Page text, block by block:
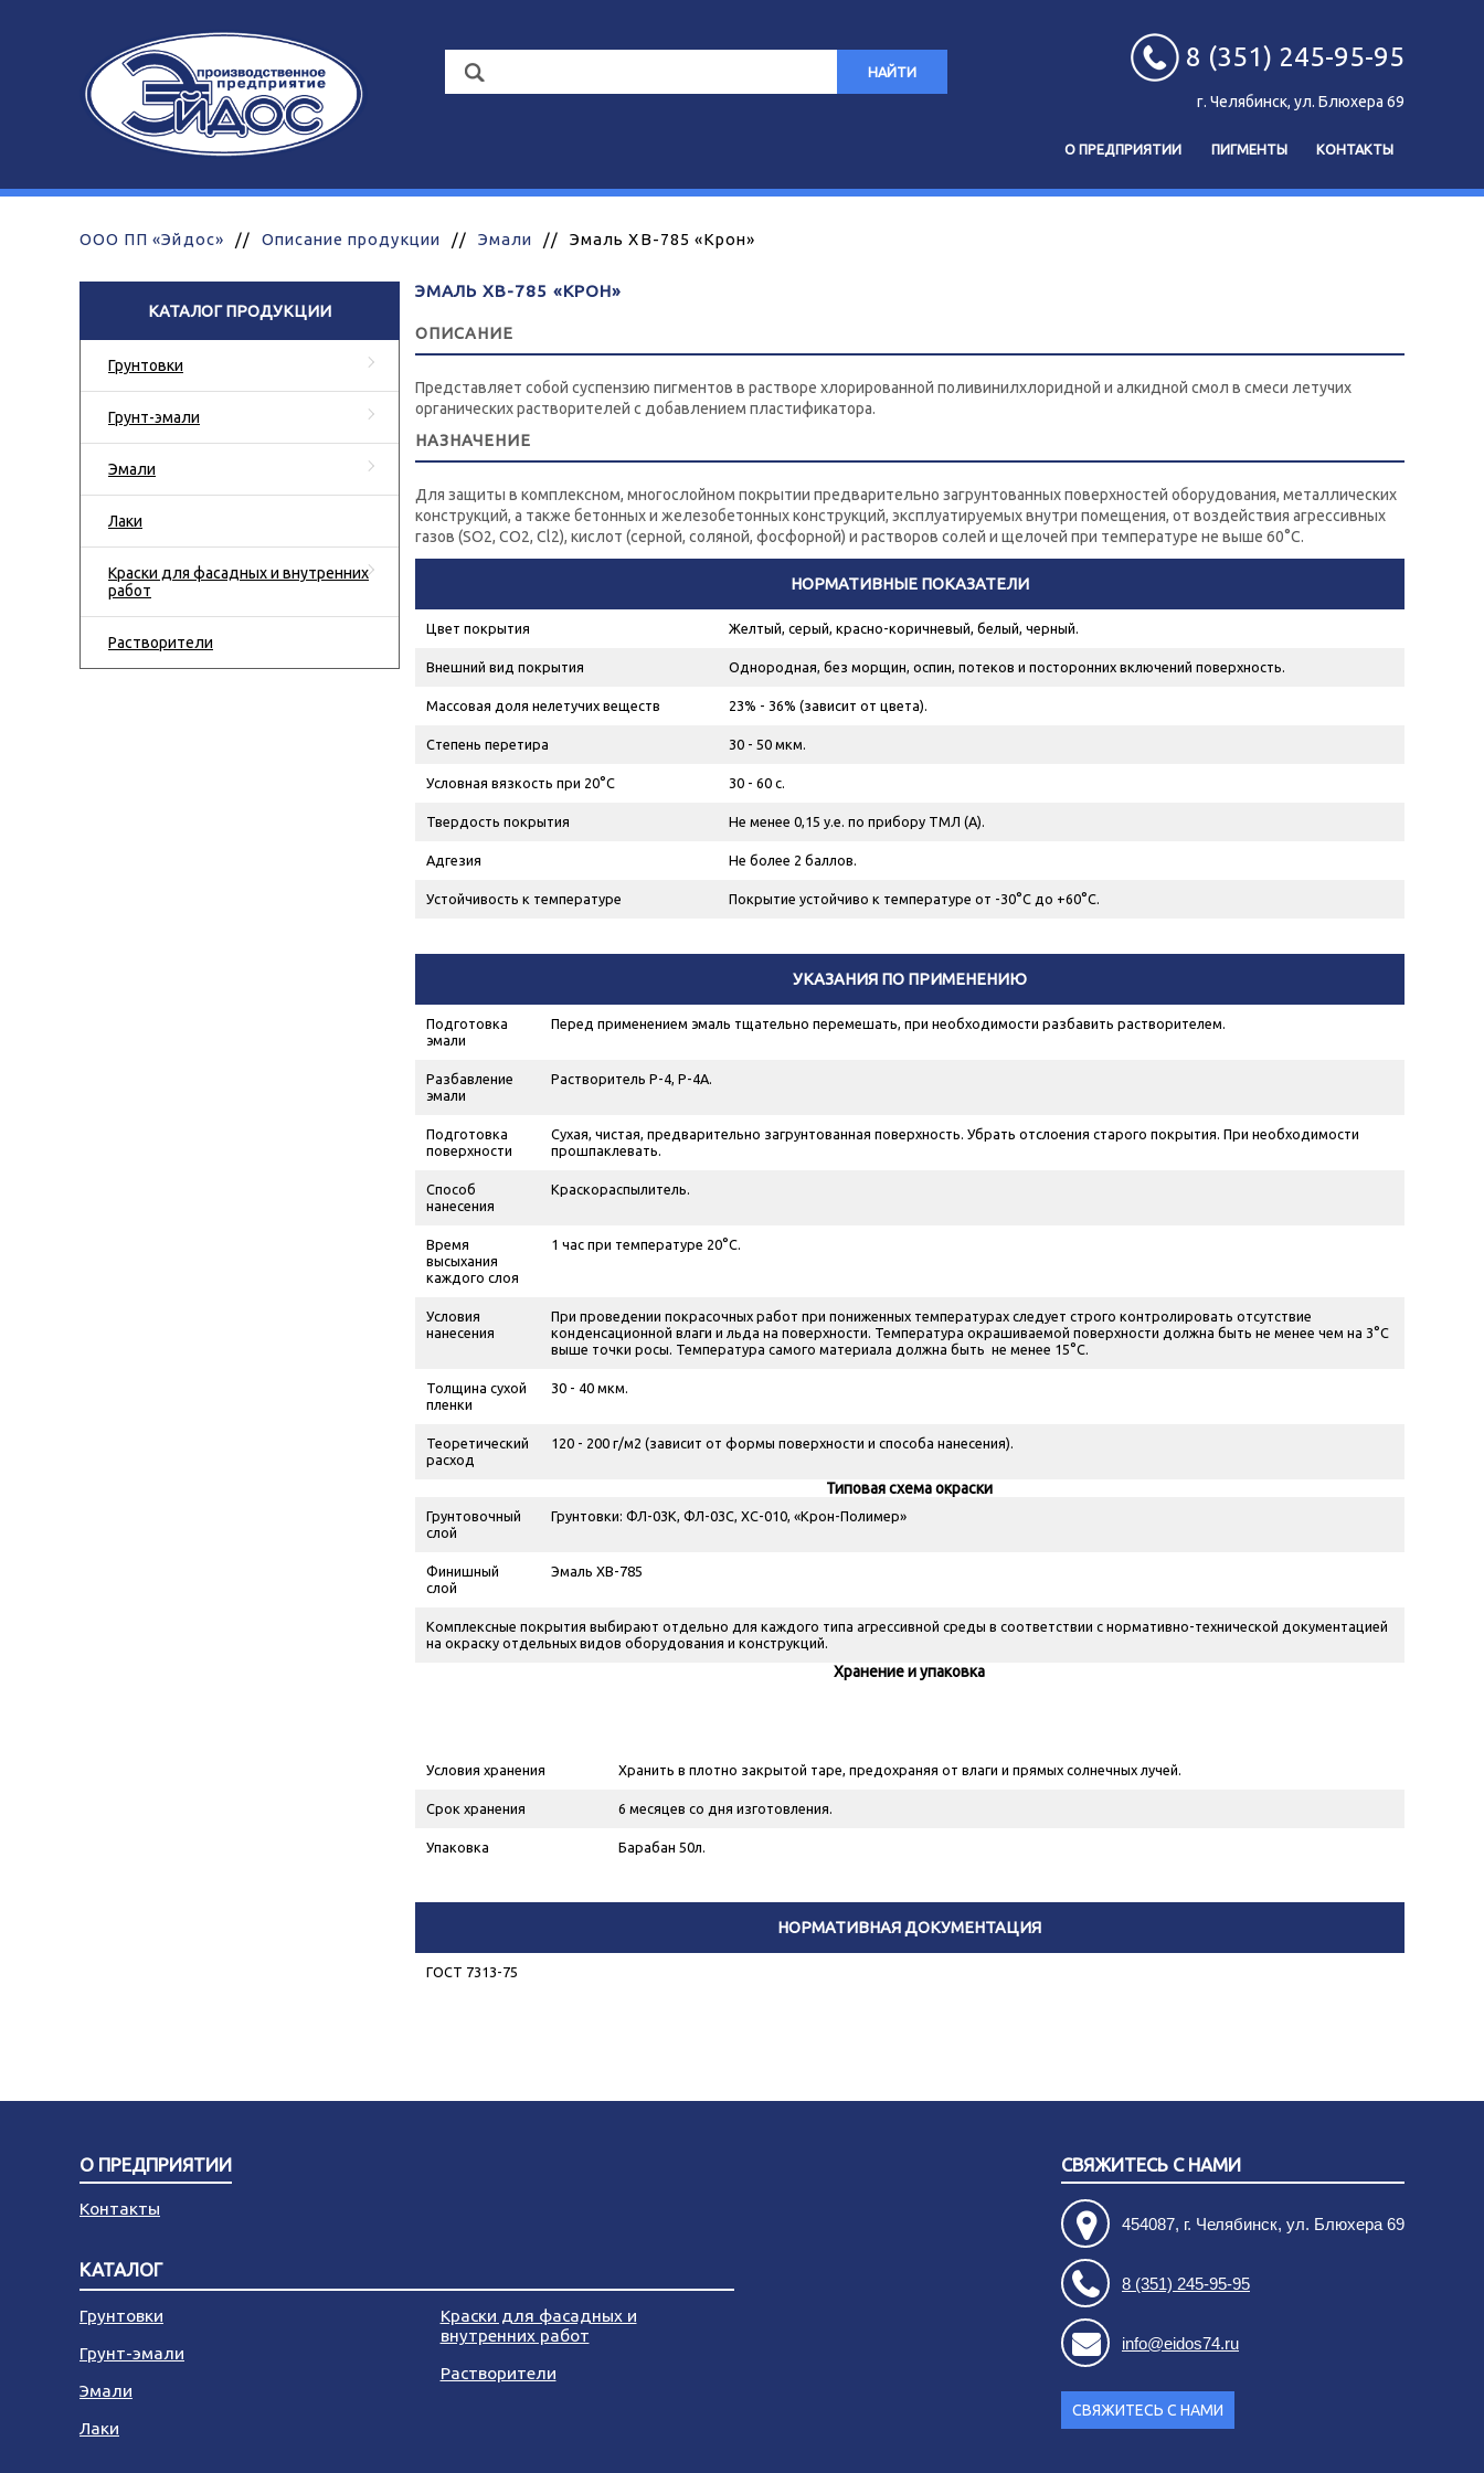
НАЙТИ 8 (351) 245-95-95
г. Челябинск, ул. Блюхера 69
О ПРЕДПРИЯТИИ ПИГМЕНТЫ КОНТАКТЫ
ООО ПП «Эйдос» // Описание продукции // Эмали // Эмаль ХВ-785 «Крон»
КАТАЛОГ ПРОДУКЦИИ
Грунтовки
Грунт-эмали
Эмали
Лаки
Краски для фасадных и внутренних
работ
Растворители
ЭМАЛЬ ХВ-785 «КРОН»
ОПИСАНИЕ
Представляет собой суспензию пигментов в растворе хлорированной поливинилхлоридной и алкидной смол в смеси летучих
органических растворителей с добавлением пластификатора.
НАЗНАЧЕНИЕ
Для защиты в комплексном, многослойном покрытии предварительно загрунтованных поверхностей оборудования, металлических
конструкций, а также бетонных и железобетонных конструкций, эксплуатируемых внутри помещения, от воздействия агрессивных
газов (SO2, CO2, Cl2), кислот (серной, соляной, фосфорной) и растворов солей и щелочей при температуре не выше 60°С.
НОРМАТИВНЫЕ ПОКАЗАТЕЛИ
Цвет покрытия Желтый, серый, красно-коричневый, белый, черный.
Внешний вид покрытия Однородная, без морщин, оспин, потеков и посторонних включений поверхность.
Массовая доля нелетучих веществ 23% - 36% (зависит от цвета).
Степень перетира 30 - 50 мкм.
Условная вязкость при 20°С 30 - 60 с.
Твердость покрытия Не менее 0,15 у.е. по прибору ТМЛ (А).
Адгезия Не более 2 баллов.
Устойчивость к температуре Покрытие устойчиво к температуре от -30°С до +60°С.
УКАЗАНИЯ ПО ПРИМЕНЕНИЮ
Подготовка
эмали
Перед применением эмаль тщательно перемешать, при необходимости разбавить растворителем.
Разбавление
эмали
Растворитель Р-4, Р-4А.
Подготовка
поверхности
Сухая, чистая, предварительно загрунтованная поверхность. Убрать отслоения старого покрытия. При необходимости
прошпаклевать.
Способ
нанесения
Краскораспылитель.
Время
высыхания
каждого слоя
1 час при температуре 20°С.
Условия
нанесения
При проведении покрасочных работ при пониженных температурах следует строго контролировать отсутствие
конденсационной влаги и льда на поверхности. Температура окрашиваемой поверхности должна быть не менее чем на 3°С
выше точки росы. Температура самого материала должна быть не менее 15°С.
Толщина сухой
пленки
30 - 40 мкм.
Теоретический
расход
120 - 200 г/м2 (зависит от формы поверхности и способа нанесения).
Типовая схема окраски
Грунтовочный
слой
Грунтовки: ФЛ-03К, ФЛ-03С, ХС-010, «Крон-Полимер»
Финишный
слой
Эмаль ХВ-785
Комплексные покрытия выбирают отдельно для каждого типа агрессивной среды в соответствии с нормативно-технической документацией
на окраску отдельных видов оборудования и конструкций.
Хранение и упаковка
Условия хранения Хранить в плотно закрытой таре, предохраняя от влаги и прямых солнечных лучей.
Срок хранения 6 месяцев со дня изготовления.
Упаковка Барабан 50л.
НОРМАТИВНАЯ ДОКУМЕНТАЦИЯ
ГОСТ 7313-75
О ПРЕДПРИЯТИИ
Контакты
КАТАЛОГ
Грунтовки
Грунт-эмали
Эмали
Лаки
Краски для фасадных и
внутренних работ
Растворители
СВЯЖИТЕСЬ С НАМИ
454087, г. Челябинск, ул. Блюхера 69
8 (351) 245-95-95
info@eidos74.ru
СВЯЖИТЕСЬ С НАМИ